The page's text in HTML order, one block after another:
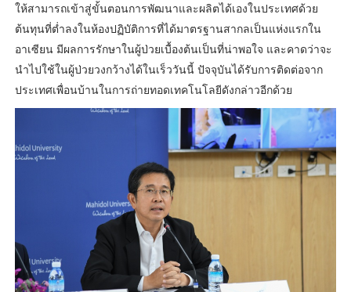
ให้สามารถเข้าสู่ขั้นตอนการพัฒนาและผลิตได้เองในประเทศด้วย
ต้นทุนที่ต่ำลงในห้องปฏิบัติการที่ได้มาตรฐานสากลเป็นแห่งแรกใน
อาเซียน มีผลการรักษาในผู้ป่วยเบื้องต้นเป็นที่น่าพอใจ และคาดว่าจะ
นำไปใช้ในผู้ป่วยวงกว้างได้ในเร็ววันนี้ ปัจจุบันได้รับการติดต่อจาก
ประเทศเพื่อนบ้านในการถ่ายทอดเทคโนโลยีดังกล่าวอีกด้วย